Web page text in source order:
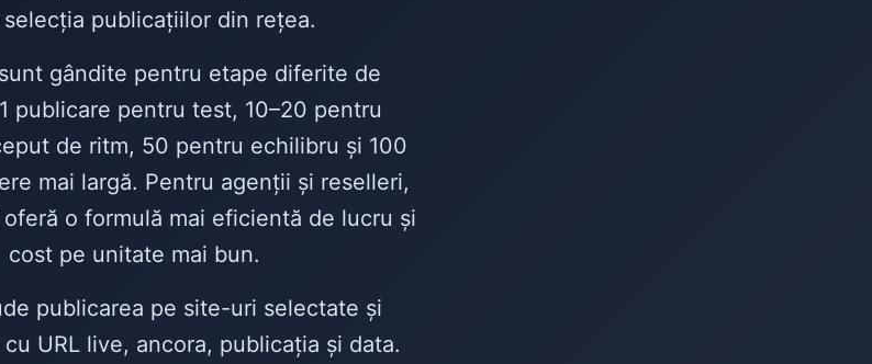
selecția publicațiilor din rețea.
gândite pentru etape diferite de
publicare pentru test, 10–20 pentru
de ritm, 50 pentru echilibru și 100
mai largă. Pentru agenții și reselleri,
o formulă mai eficientă de lucru și
cost pe unitate mai bun.
publicarea pe site-uri selectate și
URL live, ancora, publicația și data.